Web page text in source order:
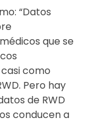
“Datos
que se
como
Pero hay
de RWD
conducen a